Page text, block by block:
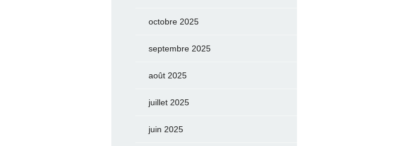
octobre 2025
septembre 2025
août 2025
juillet 2025
juin 2025